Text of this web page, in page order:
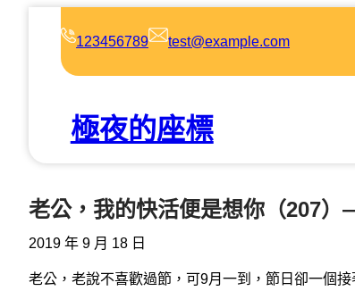
123456789 test@example.com
極夜的座標
老公，我的快活便是想你（207
2019 年 9 月 18 日
老公，老說不喜歡過節，可9月一到，節日卻一個